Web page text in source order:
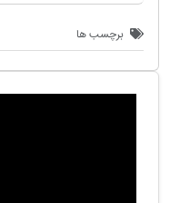
برچسب ها